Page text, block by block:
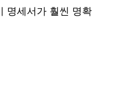
명세서가 훨씬 명확